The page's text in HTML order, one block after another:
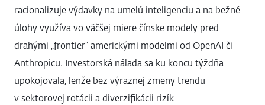
racionalizuje výdavky na umelú inteligenciu a na bežné
úlohy využíva vo väčšej miere čínske modely pred
drahými „frontier“ americkými modelmi od OpenAI či
Anthropicu. Investorská nálada sa ku koncu týždňa
upokojovala, lenže bez výraznej zmeny trendu
v sektorovej rotácii a diverzifikácii rizík